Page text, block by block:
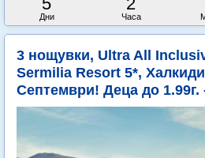
Дни Часа
3 нощувки, Ultra All
Sermilia Resort 5*,
Септември! Деца до 1.99г.